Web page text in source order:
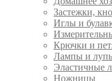
Застежки,
Иглы и
Крючки и
Лампы и
Эластичные
Ножницы